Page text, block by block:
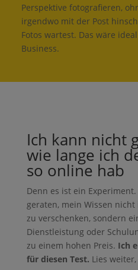
Perspektive fotografieren,
irgendwo mit der Post
Fotos wartest. Das wäre
Business.
Ich kann nicht
wie lange ich
so online hab
Denn es ist ein
geraten, mein Wissen
zu verschenken, sondern
Dienstleistung oder
zu einem hohen Preis. Ich
für diesen Test. Lies